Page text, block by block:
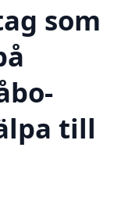
som
till